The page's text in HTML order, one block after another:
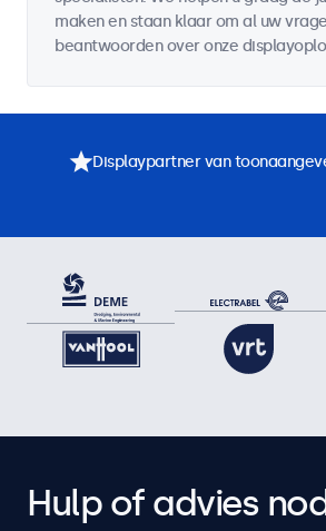
maken en staan klaar om al uw
beantwoorden over onze
Displaypartner van
Hulp of advies